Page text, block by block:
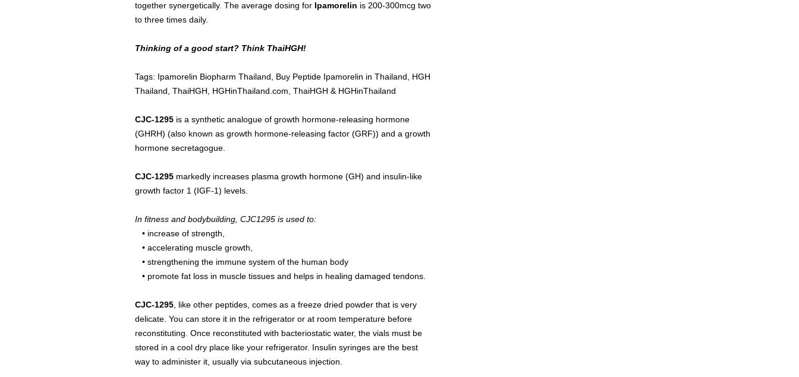
together synergetically. The average dosing for Ipamorelin is 200-300mcg two
to three times daily.
Thinking of a good start? Think ThaiHGH!
Tags: Ipamorelin Biopharm Thailand, Buy Peptide Ipamorelin in Thailand, HGH
Thailand, ThaiHGH, HGHinThailand.com, ThaiHGH & HGHinThailand
CJC-1295 is a synthetic analogue of growth hormone-releasing hormone
(GHRH) (also known as growth hormone-releasing factor (GRF)) and a growth
hormone secretagogue.
CJC-1295 markedly increases plasma growth hormone (GH) and insulin-like
growth factor 1 (IGF-1) levels.
In fitness and bodybuilding, CJC1295 is used to:
• increase of strength,
• accelerating muscle growth,
• strengthening the immune system of the human body
• promote fat loss in muscle tissues and helps in healing damaged tendons.
CJC-1295, like other peptides, comes as a freeze dried powder that is very
delicate. You can store it in the refrigerator or at room temperature before
reconstituting. Once reconstituted with bacteriostatic water, the vials must be
stored in a cool dry place like your refrigerator. Insulin syringes are the best
way to administer it, usually via subcutaneous injection.